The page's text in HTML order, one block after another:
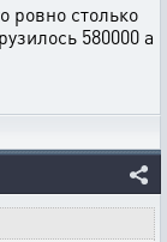
ровно столько
580000 а